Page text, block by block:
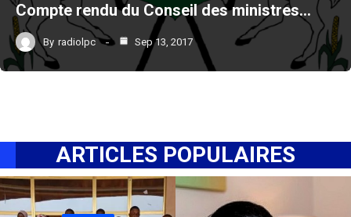
Compte rendu du Conseil des ministres…
By radiolpc Sep 13, 2017
ARTICLES POPULAIRES